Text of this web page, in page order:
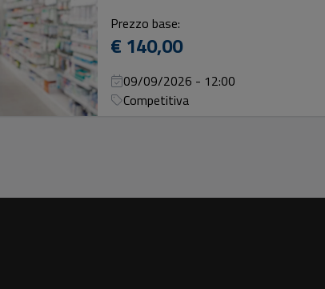
Prezzo base:
€ 140,00
09/09/2026 - 12:00
Competitiva